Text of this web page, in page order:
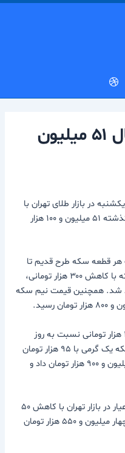
عقبگرد سکه به کانال ۵۱ میلیون
در بازار طلای تهران با
۸۸۰ هزار تومان کاهش نسبت به روز گذشته ۵۱ میلیون و ۱۰۰ هزار
هر قطعه سکه طرح قدیم تا
لحظه درج این خبر نسبت به روز گذشته با کاهش ۳۰۰ هزار تومانی،
داد و ستد شد. همچنین قیمت نیم‌ سکه
ربع‌ سکه نیز در روز جاری با کاهش ۳۰۰ هزار تومانی نسبت به روز
شنبه، ۱۶ میلیون و ۶۰۰ هزار تومان و سکه یک گرمی با ۹۵ هزار تومان
کاهش نسبت به روز گذشته، هفت میلیون و ۹۰۰ هزار تومان داد و
همچنین امروز قیمت هر گرم طلای ۱۸ عیار در بازار تهران با کاهش ۵۰
هزار تومانی نسبت به روز گذشته، به چهار میلیون و ۵۵۰ هزار تومان